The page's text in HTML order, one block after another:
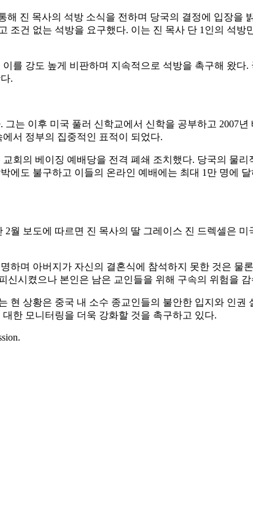
진 목사의 석방 소식을 전하며 당국의 결정에 입장을
건 없는 석방을 요구했다. 이는 진 목사 단 1인의 석방
를 강도 높게 비판하며 지속적으로 석방을 촉구해 왔
.
는 이후 미국 풀러 신학교에서 신학을 공부하고 2007
서 정부의 집중적인 표적이 되었다.
회의 베이징 예배당을 전격 폐쇄 조치했다. 당국의 물
도 불구하고 이들의 온라인 예배에는 최대 1만 명에
보도에 따르면 진 목사의 딸 그레이스 진 드렉셀은
하며 아버지가 자신의 결혼식에 참석하지 못한 것은 물
시켰으나 본인은 남은 교인들을 위해 구속의 위험을
현 상황은 중국 내 소수 종교인들의 불안한 입지와 인
한 모니터링을 더욱 강화할 것을 촉구하고 있다.